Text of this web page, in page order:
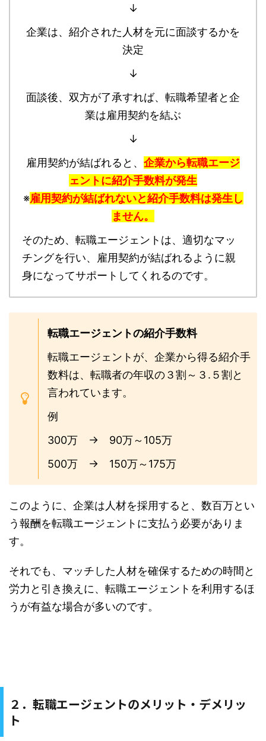
↓
企業は、紹介された人材を元に面談するかを
決定
↓
面談後、双方が了承すれば、転職希望者と企
業は雇用契約を結ぶ
↓
雇用契約が結ばれると、 企業から転職エージ
ェントに紹介手数料が発生
※雇用契約が結ばれないと紹介手数料は発生し
ません。
そのため、転職エージェントは、適切なマッ
チングを行い、雇用契約が結ばれるように親
身になってサポートしてくれるのです。
転職エージェントの紹介手数料
転職エージェントが、企業から得る紹介手
数料は、転職者の年収の３割～３.５割と
言われています。
例
300万 → 90万～105万
500万 → 150万～175万
このように、企業は人材を採用すると、数百万とい
う報酬を転職エージェントに支払う必要がありま
す。
それでも、マッチした人材を確保するための時間と
労力と引き換えに、転職エージェントを利用するほ
うが有益な場合が多いのです。
２．転職エージェントのメリット・デメリッ
ト